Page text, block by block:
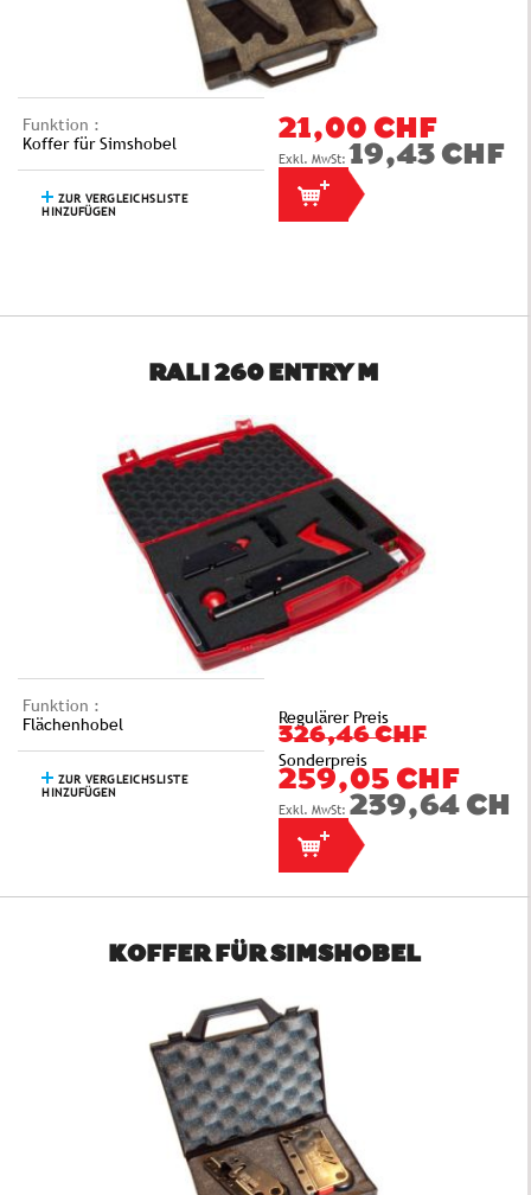
Funktion :
Koffer für Simshobel
ZUR VERGLEICHSLISTE
HINZUFÜGEN
21,00 CHF
19,43 CHF
RALI 260 ENTRY M
Funktion :
Flächenhobel
ZUR VERGLEICHSLISTE
HINZUFÜGEN
Regulärer Preis
326,46 CHF
Sonderpreis
259,05 CHF
239,64 CHF
KOFFER FÜR SIMSHOBEL